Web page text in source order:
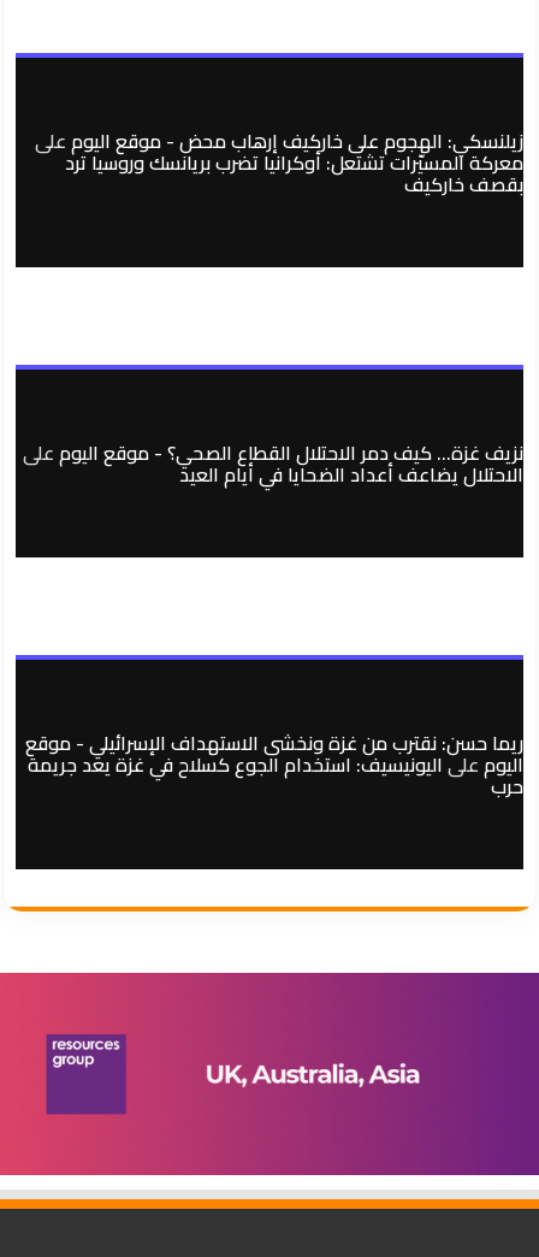
زيلنسكي: الهجوم على خاركيف إرهاب محض - موقع اليومعلى
معركة المسيّرات تشتعل: أوكرانيا تضرب بريانسك وروسيا ترد
بقصف خاركيف
نزيف غزة… كيف دمر الاحتلال القطاع الصحي؟ - موقع اليومعلى
الاحتلال يضاعف أعداد الضحايا في أيام العيد
ريما حسن: نقترب من غزة ونخشى الاستهداف الإسرائيلي - موقع
اليومعلىاليونيسيف: استخدام الجوع كسلاح في غزة يعد جريمة
حرب